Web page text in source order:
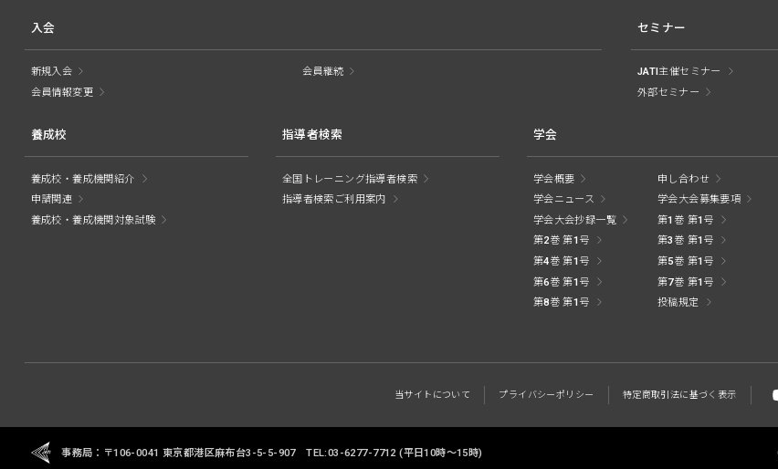
入会
新規入会
会員継続
会員情報変更
セミナー
JATI主催セミナー
外部セミナー
養成校
養成校・養成機関紹介
申請関連
養成校・養成機関対象試験
指導者検索
全国トレーニング指導者検索
指導者検索ご利用案内
学会
学会概要
申し合わせ
学会ニュース
学会大会募集要項
学会大会抄録一覧
第1巻 第1号
第2巻 第1号
第3巻 第1号
第4巻 第1号
第5巻 第1号
第6巻 第1号
第7巻 第1号
第8巻 第1号
投稿規定
当サイトについて プライバシーポリシー 特定商取引法に基づく表示
事務局：〒106-0041 東京都港区麻布台3-5-5-907TEL:03-6277-7712 (平日10時～15時)